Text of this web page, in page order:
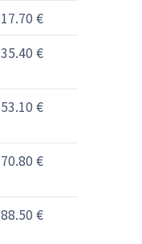
17.70 €
35.40 €
53.10 €
70.80 €
88.50 €